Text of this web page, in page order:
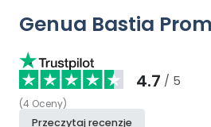
Genua Bastia Prom
4.7 / 5
(4 Oceny)
Przeczytaj recenzje